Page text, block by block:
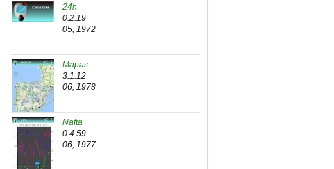
24h
0.2.19
05, 1972
Mapas
3.1.12
06, 1978
Nafta
0.4.59
06, 1977